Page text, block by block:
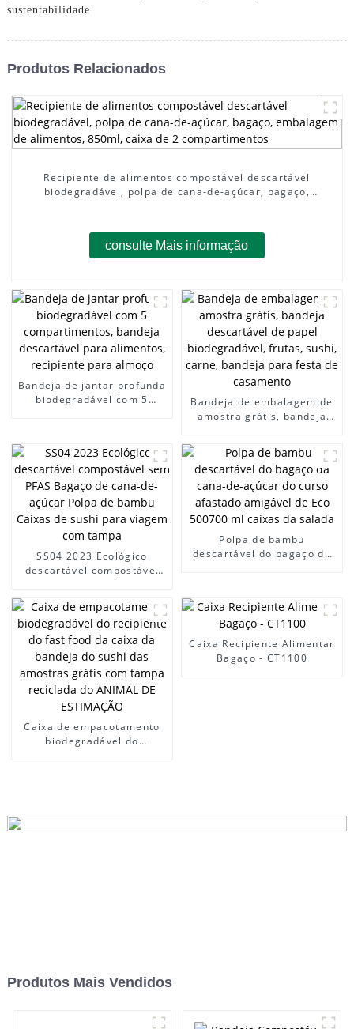
sustentabilidade
Produtos Relacionados
Recipiente de alimentos compostável descartável
biodegradável, polpa de cana-de-açúcar, bagaço,
consulte Mais informação
Bandeja de jantar profunda
biodegradável com 5
alimentos, recipiente para
almoço
Bandeja de embalagem de
amostra grátis, bandeja
sushi, carne, bandeja para
festa de casamento
SS04 2023 Ecológico
descartável compostável
de-açúcar Polpa de bambu
Caixas de sushi para
viagem com tampa
Polpa de bambu
descartável do bagaço da
500700 ml caixas da salada
Caixa de empacotamento
biodegradável do
Caixa Recipiente Alimentar
Bagaço - CT1100
Produtos Mais Vendidos